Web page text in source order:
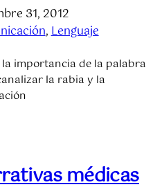
31, 2012
, Lenguaje
la importancia de la palabra
la rabia y la
médicas